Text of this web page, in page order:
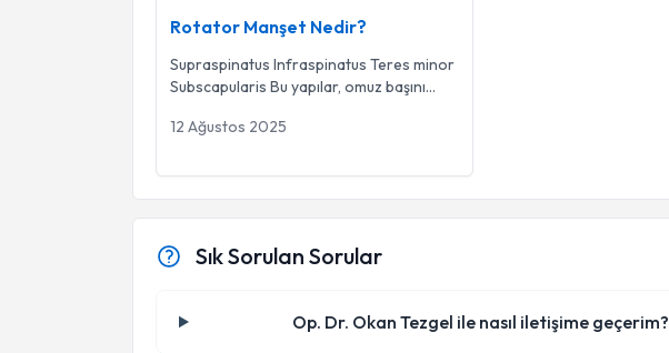
Rotator Manşet Nedir?
Supraspinatus Infraspinatus Teres minor
Subscapularis Bu yapılar, omuz başını
12 Ağustos 2025
Sık Sorulan Sorular
Op. Dr. Okan Tezgel ile nasıl iletişime geçerim?